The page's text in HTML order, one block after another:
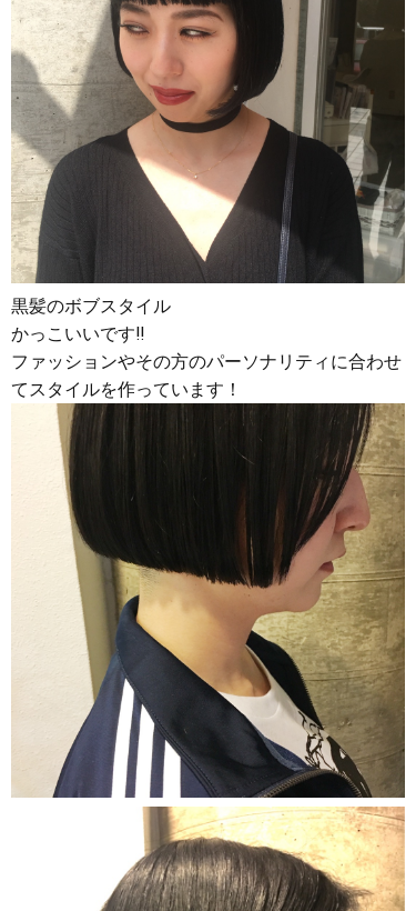
黒髪のボブスタイル
かっこいいです‼︎
ファッションやその方のパーソナリティに合わせ
てスタイルを作っています！